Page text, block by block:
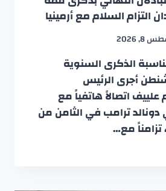
السلام مع أرمينيا
2026
الذكرى السنوية
أجرى الرئيس
علييف اتصالاً هاتفياً مع
دونالد ترامب في الثامن من